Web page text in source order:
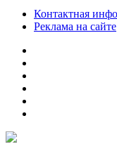
Контактная
Реклама на сайте